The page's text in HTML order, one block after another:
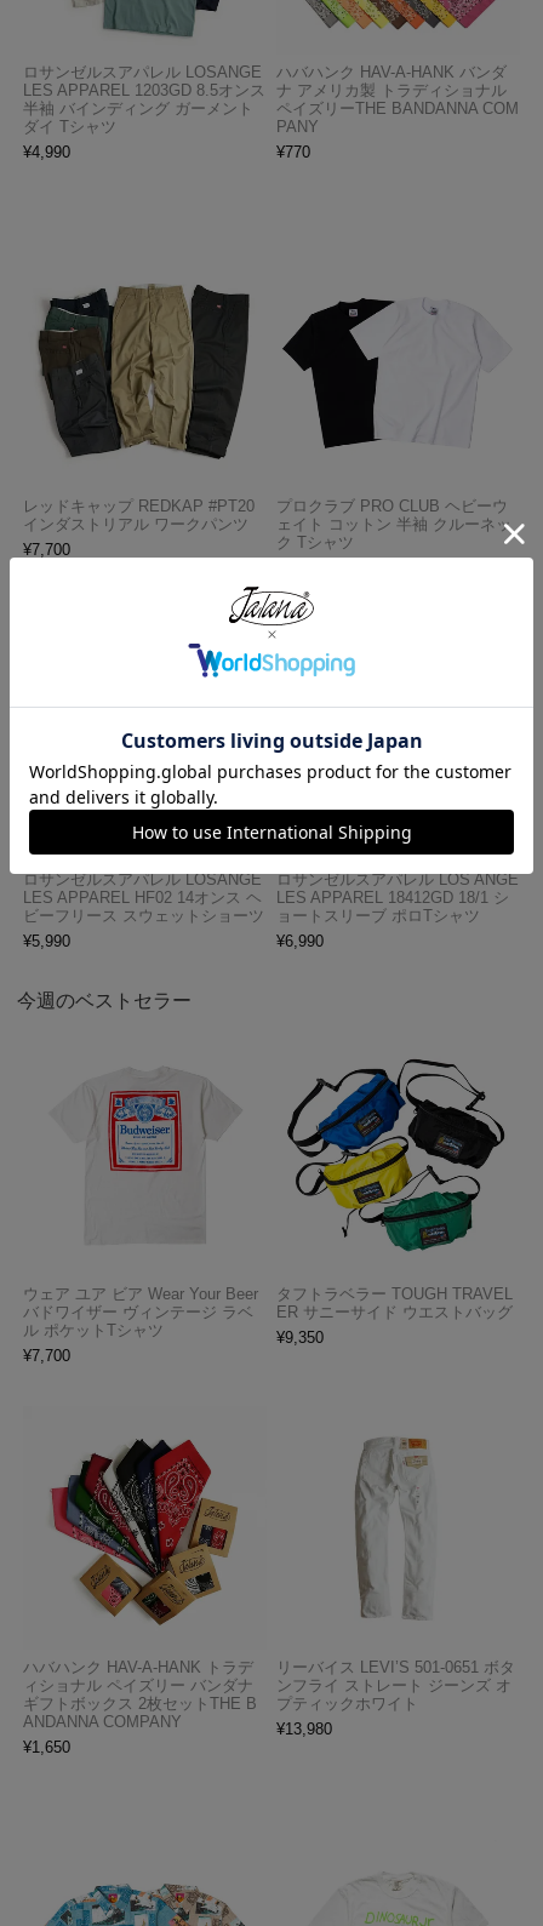
ロサンゼルスアパレル LOSANGE
LES APPAREL 1203GD 8.5オンス
半袖 バインディング ガーメント
ダイ Tシャツ
¥4,990
ハバハンク HAV-A-HANK バンダ
ナ アメリカ製 トラディショナル
ペイズリーTHE BANDANNA COM
PANY
¥770
レッドキャップ REDKAP #PT20
インダストリアル ワークパンツ
¥7,700
プロクラブ PRO CLUB ヘビーウ
ェイト コットン 半袖 クルーネッ
ク Tシャツ
ロサンゼルスアパレル LOSANGE
LES APPAREL HF02 14オンス ヘ
ビーフリース スウェットショーツ
¥5,990
ロサンゼルスアパレル LOS ANGE
LES APPAREL 18412GD 18/1 シ
ョートスリーブ ポロTシャツ
¥6,990
今週のベストセラー
ウェア ユア ビア Wear Your Beer
バドワイザー ヴィンテージ ラベ
ル ポケットTシャツ
¥7,700
タフトラベラー TOUGH TRAVEL
ER サニーサイド ウエストバッグ
¥9,350
ハバハンク HAV-A-HANK トラデ
ィショナル ペイズリー バンダナ
ギフトボックス 2枚セットTHE B
ANDANNA COMPANY
¥1,650
リーバイス LEVI’S 501-0651 ボタ
ンフライ ストレート ジーンズ オ
プティックホワイト
¥13,980